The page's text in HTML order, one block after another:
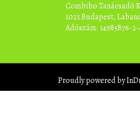
Combibo Tanácsadó
1021 Budapest,
Adószám: 14985876-2-
Proudly powered by